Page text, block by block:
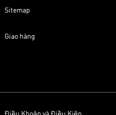
Sitemap
Giao hàng